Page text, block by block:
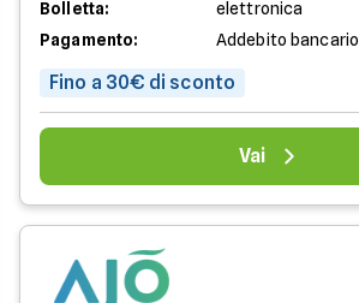
Bolletta:
elettronica
Pagamento:
Addebito bancario
Fino a 30€ di sconto
Vai